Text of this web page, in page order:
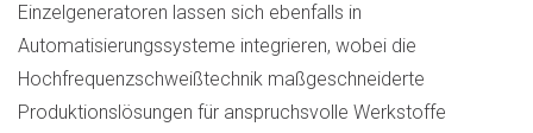
Einzelgeneratoren lassen sich ebenfalls in
Automatisierungssysteme integrieren, wobei die
Hochfrequenzschweißtechnik maßgeschneiderte
Produktionslösungen für anspruchsvolle Werkstoffe